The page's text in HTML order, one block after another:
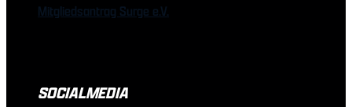
Mitgliedsantrag Surge e.V.
SOCIALMEDIA